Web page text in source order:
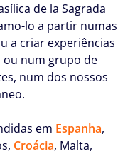
de la Sagrada
lo a partir numas
a criar experiências
ou num grupo de
num dos nossos
em Espanha,
Croácia, Malta,